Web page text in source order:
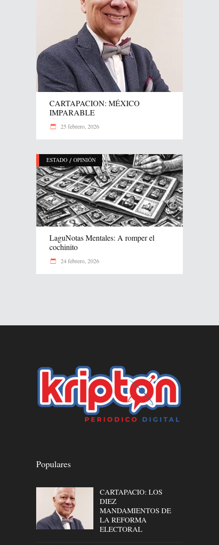
CARTAPACION: MÉXICO
IMPARABLE
25 febrero, 2026
ESTADO / OPINIÓN
LaguNotas Mentales: A romper el
cochinito
24 febrero, 2026
Populares
CARTAPACIO: LOS
DIEZ
MANDAMIENTOS DE
LA REFORMA
ELECTORAL